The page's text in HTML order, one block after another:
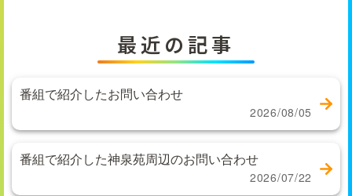
最近の記事
番組で紹介したお問い合わせ
2026/08/05
番組で紹介した神泉苑周辺のお問い合わせ
2026/07/22